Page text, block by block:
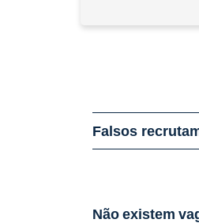
Falsos
Não existem